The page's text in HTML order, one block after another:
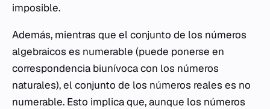
imposible.
Además, mientras que el conjunto de los números
algebraicos es numerable (puede ponerse en
correspondencia biunívoca con los números
naturales), el conjunto de los números reales es no
numerable. Esto implica que, aunque los números